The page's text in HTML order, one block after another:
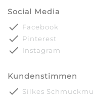
Social Media
done Facebook
done Pinterest
done Instagram
Kundenstimmen
done Silkes